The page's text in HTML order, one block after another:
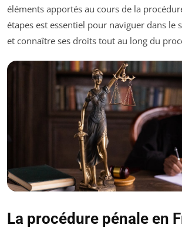
éléments apportés au cours de la
étapes est essentiel pour naviguer dans le
et connaître ses droits tout au long du
La procédure pénale en